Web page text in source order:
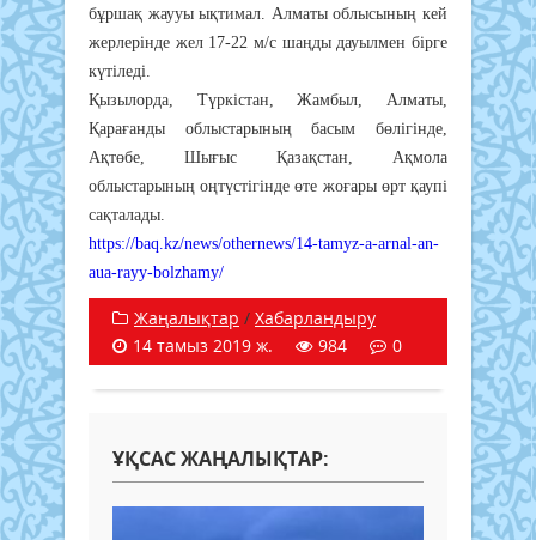
бұршақ жаууы ықтимал. Алматы облысының кей
жерлерінде жел 17-22 м/с шаңды дауылмен бірге
күтіледі.
Қызылорда, Түркістан, Жамбыл, Алматы,
Қарағанды облыстарының басым бөлігінде,
Ақтөбе, Шығыс Қазақстан, Ақмола
облыстарының оңтүстігінде өте жоғары өрт қаупі
сақталады.
https://baq.kz/news/othernews/14-tamyz-a-arnal-an-
aua-rayy-bolzhamy/
Жаңалықтар / Хабарландыру
14 тамыз 2019 ж.
984 0
ҰҚСАС ЖАҢАЛЫҚТАР: